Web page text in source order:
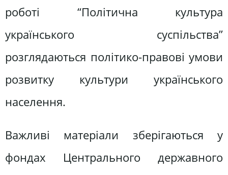
роботі “Політична культура
українського суспільства”
розглядаються політико-правові умови
розвитку культури українського
населення.
Важливі матеріали зберігаються у
фондах Центрального державного